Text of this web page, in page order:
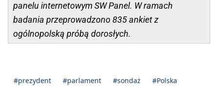
panelu internetowym SW Panel. W ramach
badania przeprowadzono 835 ankiet z
ogólnopolską próbą dorosłych.
#prezydent #parlament #sondaż #Polska